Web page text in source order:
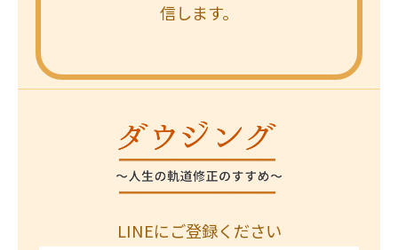
信します。
LINEにご登録ください